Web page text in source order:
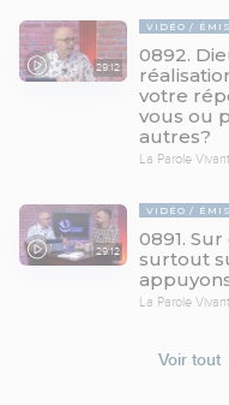
29:12
VIDÉO
0892.
votre
vous ou
autres?
La Parole
29:12
VIDÉO
0891.
surtout
La Parole
Voir tout